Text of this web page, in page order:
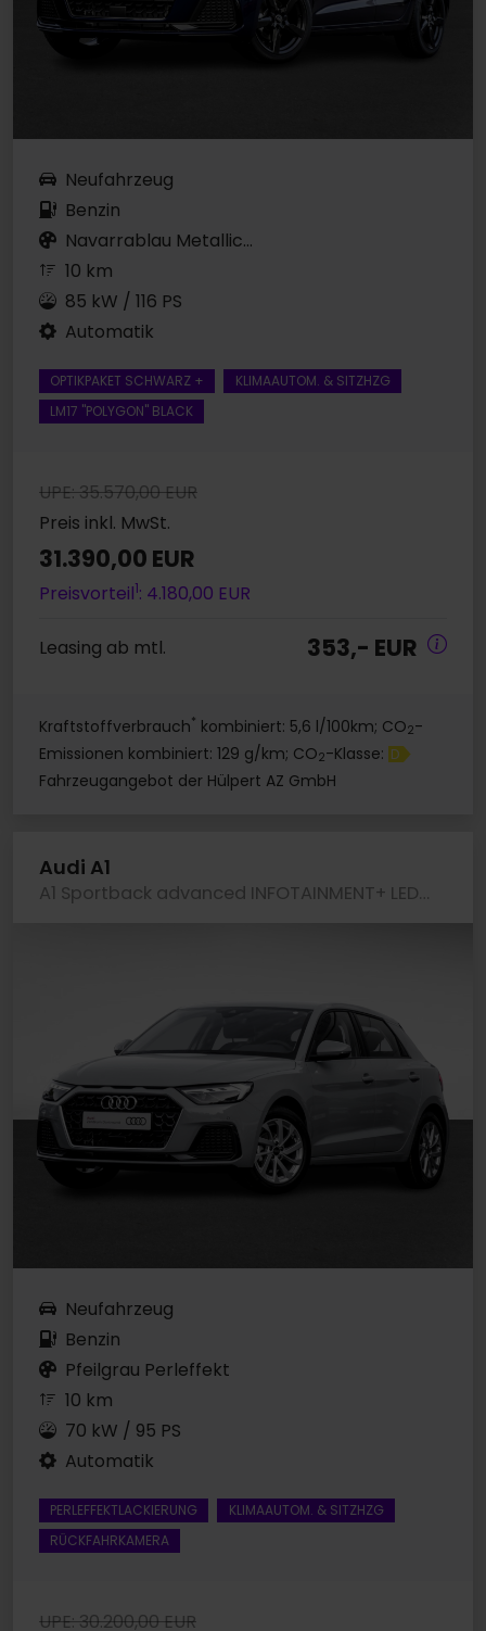
Neufahrzeug
Benzin
Navarrablau Metallic...
10 km
85 kW / 116 PS
Automatik
OPTIKPAKET SCHWARZ +
KLIMAAUTOM. & SITZHZG
LM17 "POLYGON" BLACK
UPE: 35.570,00 EUR
Preis inkl. MwSt.
31.390,00 EUR
Preisvorteil1: 4.180,00 EUR
Leasing ab mtl. 353,- EUR
Kraftstoffverbrauch* kombiniert: 5,6 l/100km; CO2-
Emissionen kombiniert: 129 g/km; CO2-Klasse: D
Fahrzeugangebot der Hülpert AZ GmbH
Audi A1
A1 Sportback advanced INFOTAINMENT+ LED LM16
Neufahrzeug
Benzin
Pfeilgrau Perleffekt
10 km
70 kW / 95 PS
Automatik
PERLEFFEKTLACKIERUNG
KLIMAAUTOM. & SITZHZG
RÜCKFAHRKAMERA
UPE: 30.200,00 EUR